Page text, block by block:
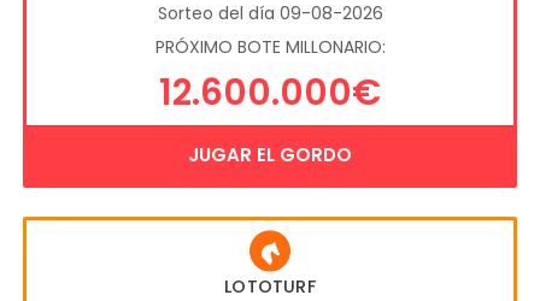
Sorteo del día 09-08-2026
PRÓXIMO BOTE MILLONARIO:
12.600.000€
JUGAR EL GORDO
LOTOTURF